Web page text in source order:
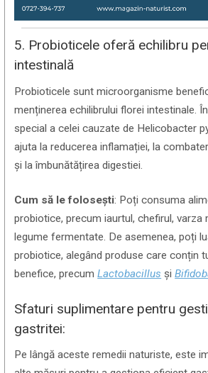
5. Probioticele oferă echilibru
intestinală
Probioticele sunt microorganisme
menținerea echilibrului florei intestinale.
special a celei cauzate de Helicobacter
ajuta la reducerea inflamației, la
și la îmbunătățirea digestiei.
Cum să le folosești: Poți consuma
probiotice, precum iaurtul, chefirul, varza
legume fermentate. De asemenea, poți
probiotice, alegând produse care conțin
benefice, precumLactobacillus și
Sfaturi suplimentare pentru
gastritei:
Pe lângă aceste remedii naturiste, este